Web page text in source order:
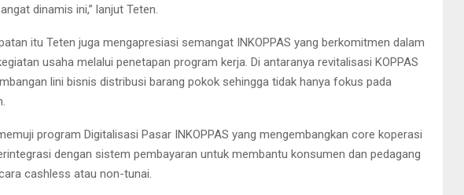
dinamis ini,” lanjut Teten.
itu Teten juga mengapresiasi semangat INKOPPAS yang berkomitmen dalam
usaha melalui penetapan program kerja. Di antaranya revitalisasi KOPPAS
lini bisnis distribusi barang pokok sehingga tidak hanya fokus pada
program Digitalisasi Pasar INKOPPAS yang mengembangkan core koperasi
dengan sistem pembayaran untuk membantu konsumen dan pedagang
cashless atau non-tunai.